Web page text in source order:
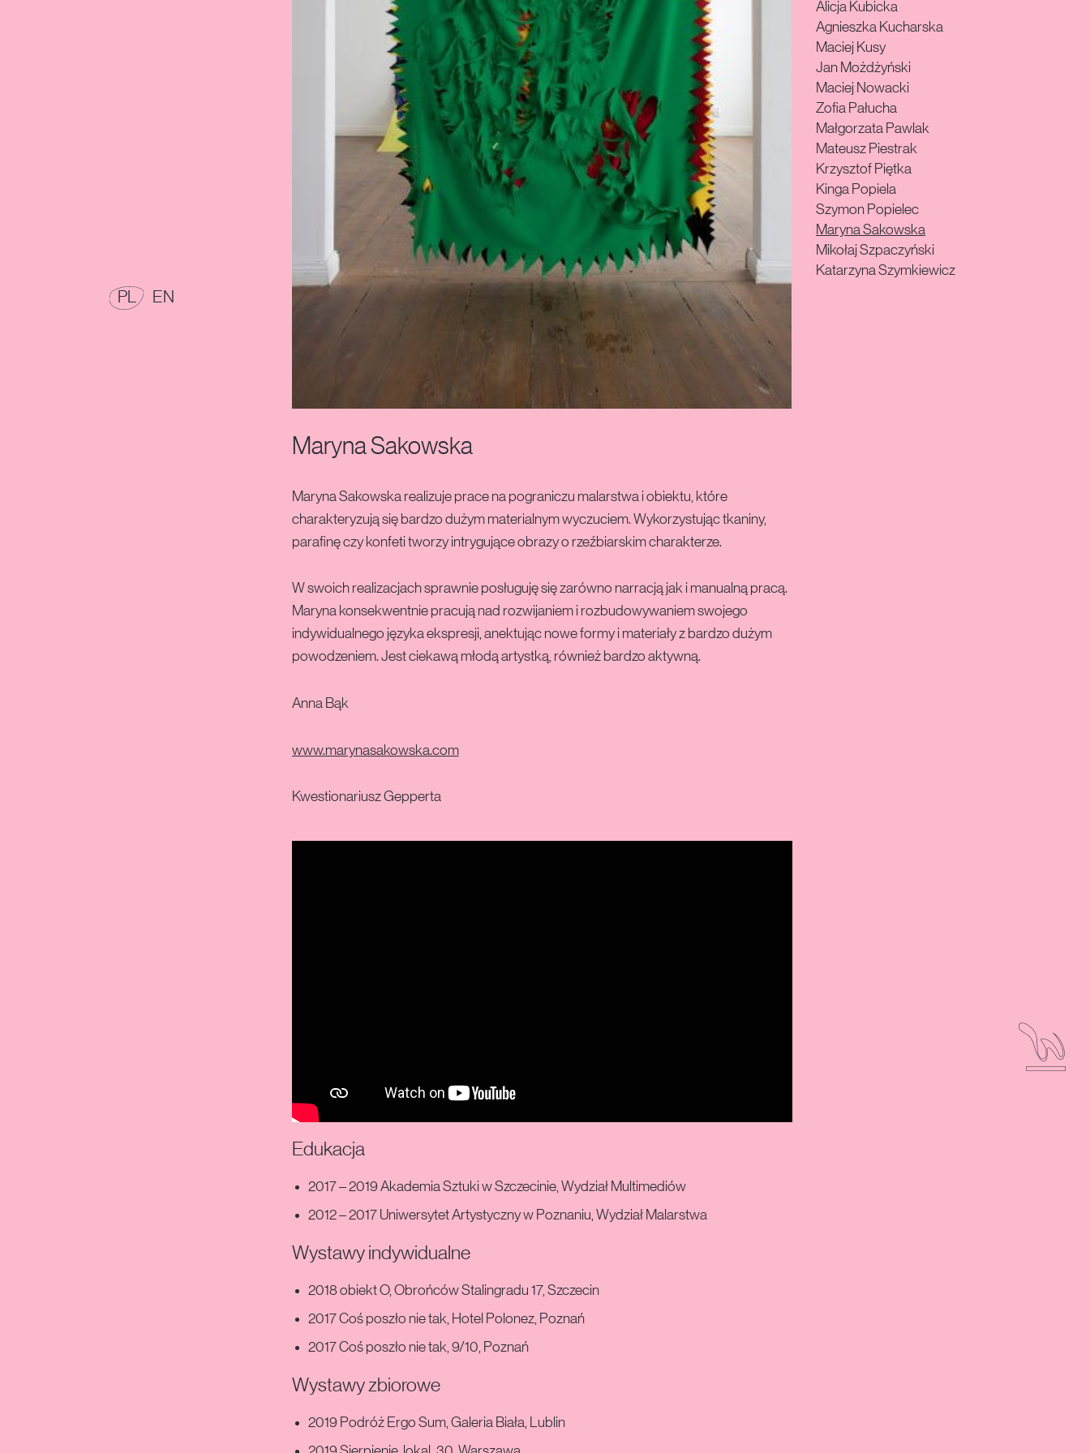
PL POLSKI
EN
Maryna Sakowska
Maryna Sakowska realizuje prace na pograniczu malarstwa i obiektu, które
charakteryzują się bardzo dużym materialnym wyczuciem. Wykorzystując tkaniny,
parafinę czy konfeti tworzy intrygujące obrazy o rzeźbiarskim charakterze.
W swoich realizacjach sprawnie posługuję się zarówno narracją jak i manualną pracą.
Maryna konsekwentnie pracują nad rozwijaniem i rozbudowywaniem swojego
indywidualnego języka ekspresji, anektując nowe formy i materiały z bardzo dużym
powodzeniem. Jest ciekawą młodą artystką, również bardzo aktywną.
Anna Bąk
www.marynasakowska.com
Kwestionariusz Gepperta
Edukacja
2017 – 2019 Akademia Sztuki w Szczecinie, Wydział Multimediów
2012 – 2017 Uniwersytet Artystyczny w Poznaniu, Wydział Malarstwa
Wystawy indywidualne
2018 obiekt O, Obrońców Stalingradu 17, Szczecin
2017 Coś poszło nie tak, Hotel Polonez, Poznań
2017 Coś poszło nie tak, 9/10, Poznań
Wystawy zbiorowe
2019 Podróż Ergo Sum, Galeria Biała, Lublin
Alicja Kubicka
Agnieszka Kucharska
Maciej Kusy
Jan Możdżyński
Maciej Nowacki
Zofia Pałucha
Małgorzata Pawlak
Mateusz Piestrak
Krzysztof Piętka
Kinga Popiela
Szymon Popielec
Maryna Sakowska
Mikołaj Szpaczyński
Katarzyna Szymkiewicz